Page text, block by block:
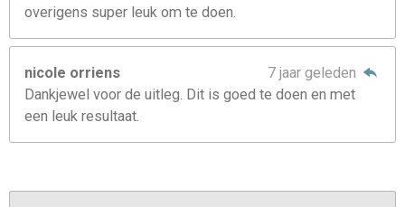
overigens super leuk om te doen.
nicole orriens
7 jaar geleden
Dankjewel voor de uitleg. Dit is goed te doen en met
een leuk resultaat.